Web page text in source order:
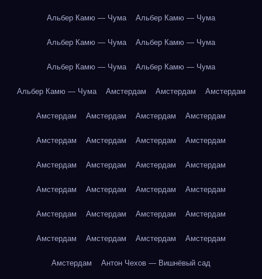
Альбер Камю — Чума Альбер Камю — Чума
Альбер Камю — Чума Альбер Камю — Чума
Альбер Камю — Чума Альбер Камю — Чума
Альбер Камю — Чума Амстердам Амстердам Амстердам
Амстердам Амстердам Амстердам Амстердам
Амстердам Амстердам Амстердам Амстердам
Амстердам Амстердам Амстердам Амстердам
Амстердам Амстердам Амстердам Амстердам
Амстердам Амстердам Амстердам Амстердам
Амстердам Амстердам Амстердам Амстердам
Амстердам Антон Чехов — Вишнёвый сад